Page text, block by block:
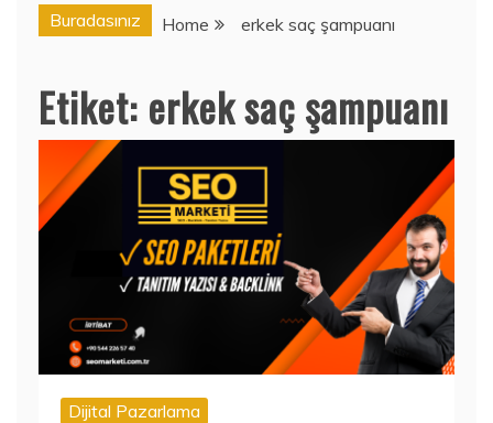
Buradasınız Home erkek saç şampuanı
Etiket: erkek saç şampuanı
Dijital Pazarlama